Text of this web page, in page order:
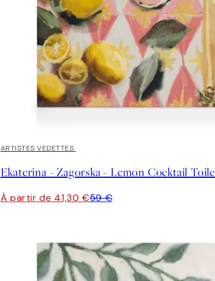
30%*
ARTISTES VEDETTES
Ekaterina - Zagorska - Lemon Cocktail Toile
À partir de 41,30 €59 €